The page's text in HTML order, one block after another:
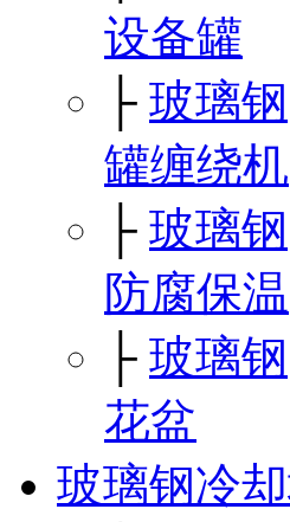
设备罐
├ 玻璃钢
罐缠绕机
├ 玻璃钢
防腐保温
├ 玻璃钢
花盆
玻璃钢冷